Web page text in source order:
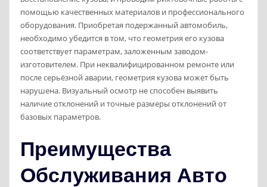
помощью качественных материалов и профессионального
оборудования. Приобретая подержанный автомобиль,
необходимо убедится в том, что геометрия его кузова
соответствует параметрам, заложенным заводом-
изготовителем. При неквалифицированном ремонте или
после серьёзной аварии, геометрия кузова может быть
нарушена. Визуальный осмотр не способен выявить
наличие отклонений и точные размеры отклонений от
базовых параметров.
Преимущества
Обслуживания Авто